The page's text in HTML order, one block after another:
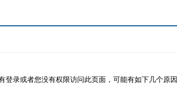
登录或者您没有权限访问此页面，可能有如下几个原因